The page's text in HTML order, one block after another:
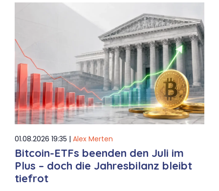
01.08.2026 19:35 | Alex Merten
Bitcoin-ETFs beenden den Juli im
Plus – doch die Jahresbilanz bleibt
tiefrot